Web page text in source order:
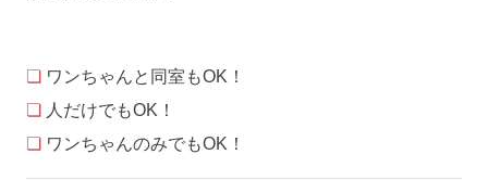
❏ ワンちゃんと同室もOK！
❏ 人だけでもOK！
❏ ワンちゃんのみでもOK！